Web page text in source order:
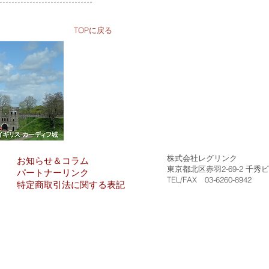
TOPに戻る
お知らせ＆コラム
パートナーリンク
​​特定商取引法に関する表記
株式会社レグリンク
東京都北区赤羽2-69-2 千秀
TEL/FAX 03-6260-8942